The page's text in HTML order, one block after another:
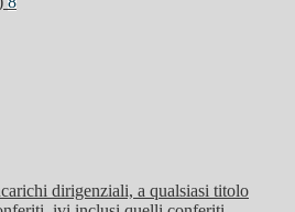
dirigenziali, a qualsiasi titolo